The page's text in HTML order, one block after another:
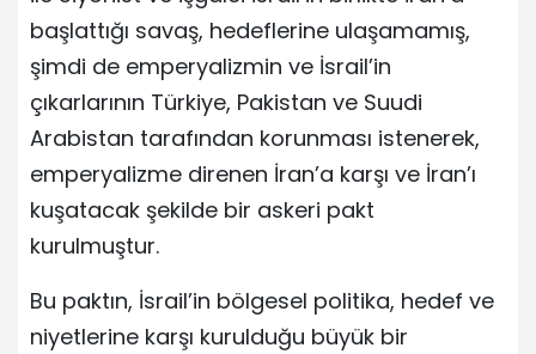
başlattığı savaş, hedeflerine ulaşamamış,
şimdi de emperyalizmin ve İsrail’in
çıkarlarının Türkiye, Pakistan ve Suudi
Arabistan tarafından korunması istenerek,
emperyalizme direnen İran’a karşı ve İran’ı
kuşatacak şekilde bir askeri pakt
kurulmuştur.
Bu paktın, İsrail’in bölgesel politika, hedef ve
niyetlerine karşı kurulduğu büyük bir